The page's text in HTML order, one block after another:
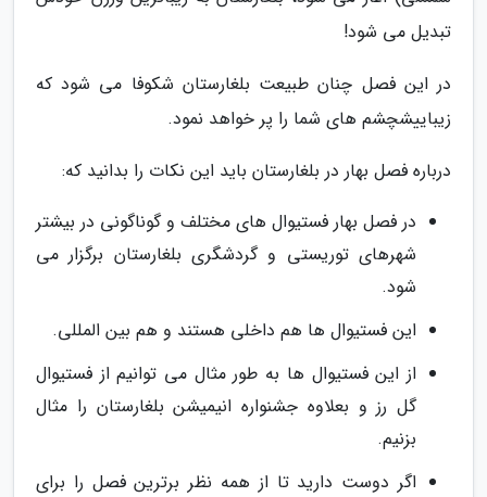
تبدیل می شود!
در این فصل چنان طبیعت بلغارستان شکوفا می شود که
زیباییشچشم های شما را پر خواهد نمود.
درباره فصل بهار در بلغارستان باید این نکات را بدانید که:
در فصل بهار فستیوال های مختلف و گوناگونی در بیشتر
شهرهای توریستی و گردشگری بلغارستان برگزار می
شود.
این فستیوال ها هم داخلی هستند و هم بین المللی.
از این فستیوال ها به طور مثال می توانیم از فستیوال
گل رز و بعلاوه جشنواره انیمیشن بلغارستان را مثال
بزنیم.
اگر دوست دارید تا از همه نظر برترین فصل را برای